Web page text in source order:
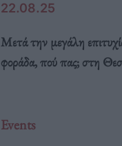
22.08.25
Μετά την μεγάλη
φοράδα, πού πας; στη
Events